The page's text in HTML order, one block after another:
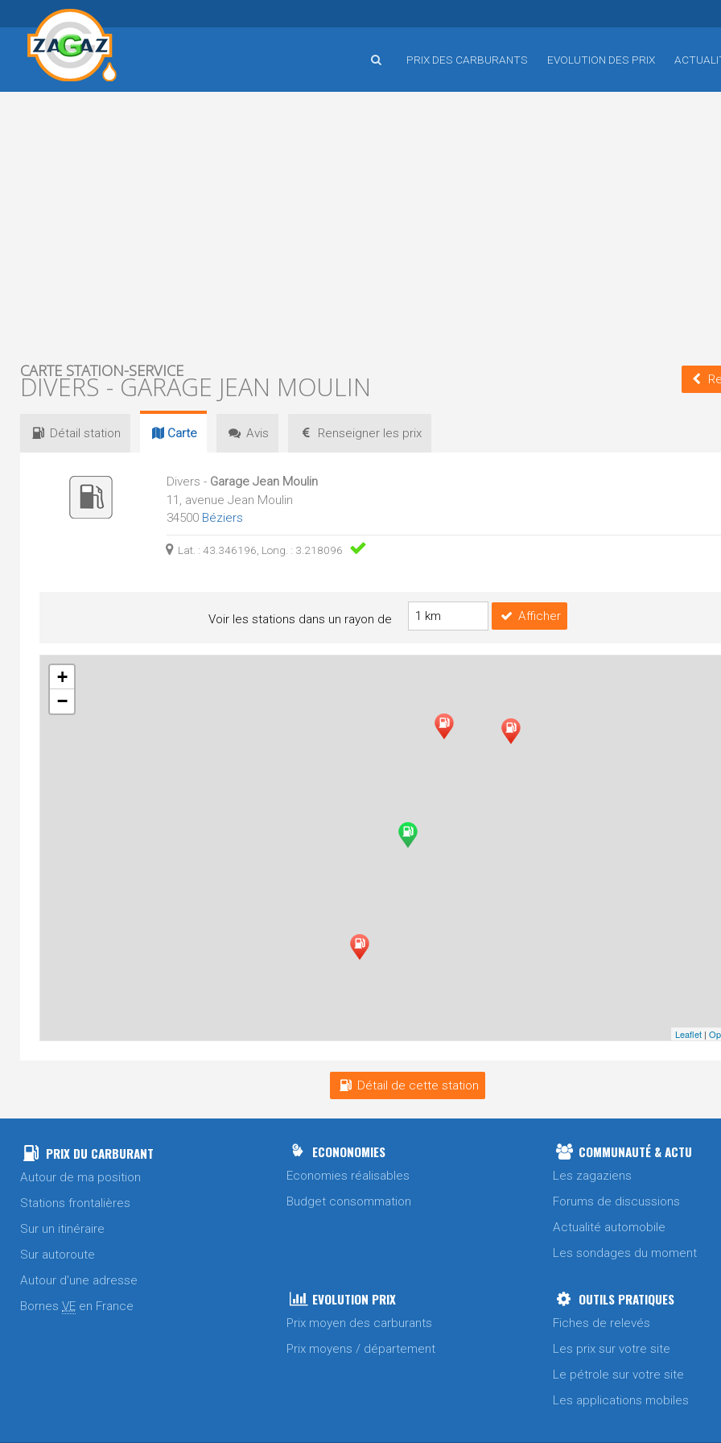
PRIX DES CARBURANTS EVOLUTION DES PRIX
CARTE STATION-SERVICE
DIVERS - GARAGE JEAN MOULIN
Détail station Carte Avis Renseigner les prix
Divers - Garage Jean Moulin
11, avenue Jean Moulin
34500 Béziers
Lat. : 43.346196, Long. : 3.218096
Voir les stations dans un rayon de Afficher
+
−
Leaflet |
Détail de cette station
PRIX DU CARBURANT
Autour de ma position
Stations frontalières
Sur un itinéraire
Sur autoroute
Autour d'une adresse
Bornes VE en France
ECONONOMIES
Economies réalisables
Budget consommation
COMMUNAUTÉ & ACTU
Les zagaziens
Forums de discussions
Actualité automobile
Les sondages du moment
EVOLUTION PRIX
Prix moyen des carburants
Prix moyens / département
OUTILS PRATIQUES
Fiches de relevés
Les prix sur votre site
Le pétrole sur votre site
Les applications mobiles